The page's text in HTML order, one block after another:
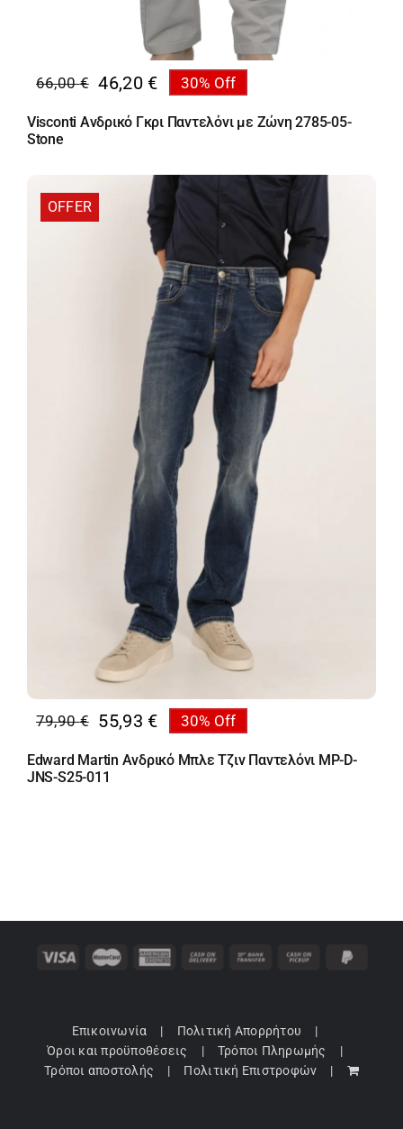
66,00€
Original
price
was:
46,20 €
Η
τρέχουσα
τιμή
46,20 €.
30% Off
Visconti Ανδρικό Γκρι Παντελόνι με Ζώνη 2785-05-
Stone
OFFER
79,90€
Original
price
was:
55,93 €
Η
τρέχουσα
τιμή
30% Off
Edward Martin Ανδρικό Μπλε Τζιν Παντελόνι MP-D-
JNS-S25-011
Επικοινωνία
Πολιτική Απορρήτου
Όροι και προϋποθέσεις
Τρόποι Πληρωμής
Τρόποι αποστολής
Πολιτική Επιστροφών